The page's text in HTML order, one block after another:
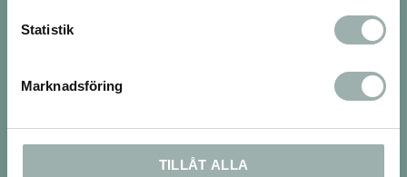
Statistik
Marknadsföring
TILLÅT ALLA
integritetspolicy.